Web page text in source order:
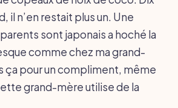
il n’en restait plus un. Une
sont japonais a hoché la
comme chez ma grand-
ça pour un compliment, même
grand-mère utilise de la